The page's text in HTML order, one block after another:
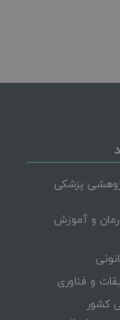
پزشکی
و آموزش
و فناوری
کشور